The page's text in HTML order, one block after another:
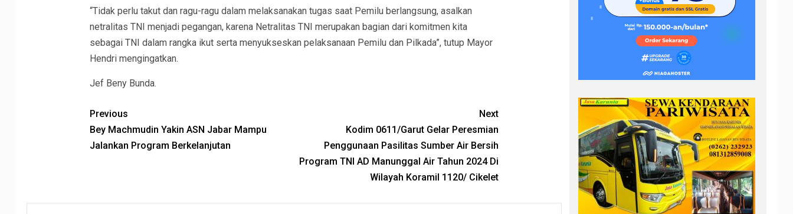
“Tidak perlu takut dan ragu-ragu dalam melaksanakan tugas saat Pemilu berlangsung, asalkan
netralitas TNI menjadi pegangan, karena Netralitas TNI merupakan bagian dari komitmen kita
sebagai TNI dalam rangka ikut serta menyukseskan pelaksanaan Pemilu dan Pilkada”, tutup Mayor
Hendri mengingatkan.
Jef Beny Bunda.
Previous
Bey Machmudin Yakin ASN Jabar Mampu
Jalankan Program Berkelanjutan
Next
Kodim 0611/Garut Gelar Peresmian
Penggunaan Pasilitas Sumber Air Bersih
Program TNI AD Manunggal Air Tahun 2024 Di
Wilayah Koramil 1120/ Cikelet